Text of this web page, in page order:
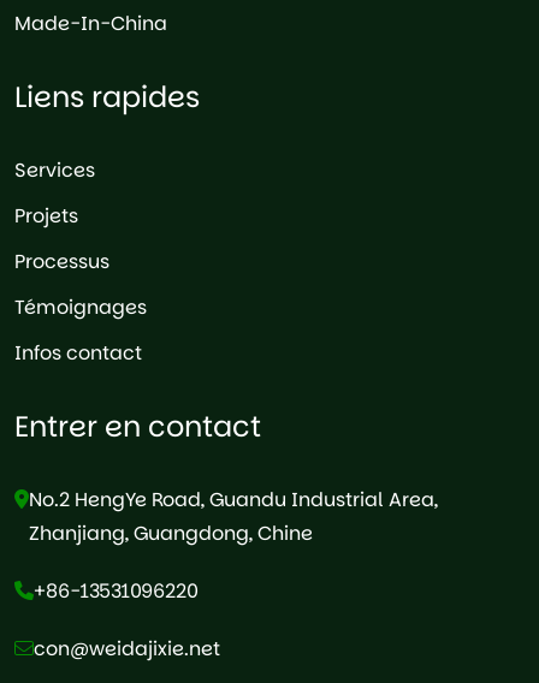
Made-In-China
Liens rapides
Services
Projets
Processus
Témoignages
Infos contact
Entrer en contact
No.2 HengYe Road, Guandu Industrial Area,
Zhanjiang, Guangdong, Chine
+86-13531096220
con@weidajixie.net